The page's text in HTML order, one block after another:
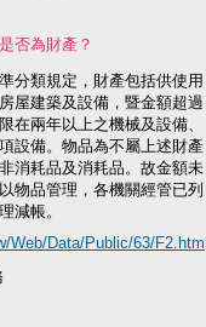
否為財產？
分類規定，財產包括供使用
屋建築及設備，暨金額超過
在兩年以上之機械及設備、
設備。物品為不屬上述財產
消耗品及消耗品。故金額未
物品管理，各機關經管已列
減帳。
Web/Data/Public/63/F2.htm